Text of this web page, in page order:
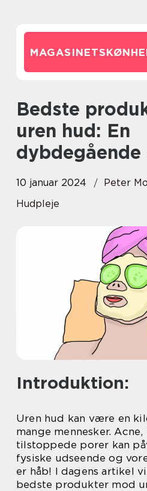
Bedste produkter mod
uren hud: En
dybdegående
10 januar 2024
Peter
Hudpleje
Introduktion:
Uren hud kan være en
mange mennesker.
tilstoppede porer kan
fysiske udseende og
er håb! I dagens artikel
bedste produkter mod